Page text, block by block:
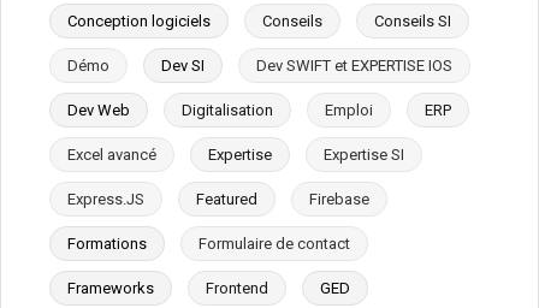
Conception logiciels Conseils Conseils SI
Démo Dev SI Dev SWIFT et EXPERTISE IOS
Dev Web Digitalisation Emploi ERP
Excel avancé Expertise Expertise SI
Express.JS Featured Firebase
Formations Formulaire de contact
Frameworks Frontend GED